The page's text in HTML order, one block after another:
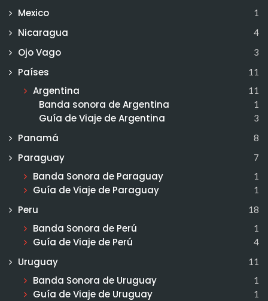
Mexico 1
Nicaragua 4
Ojo Vago 3
Países 11
Argentina 11
Banda sonora de Argentina 1
Guía de Viaje de Argentina 3
Panamá 8
Paraguay 7
Banda Sonora de Paraguay 1
Guía de Viaje de Paraguay 1
Peru 18
Banda Sonora de Perú 1
Guía de Viaje de Perú 4
Uruguay 11
Banda Sonora de Uruguay 1
Guía de Viaje de Uruguay 1